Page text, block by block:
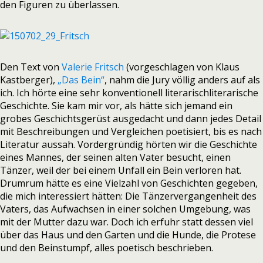
den Figuren zu überlassen.
Den Text von Valerie Fritsch (vorgeschlagen von Klaus
Kastberger), „Das Bein“, nahm die Jury völlig anders auf als
ich. Ich hörte eine sehr konventionell literarischliterarische
Geschichte. Sie kam mir vor, als hätte sich jemand ein
grobes Geschichtsgerüst ausgedacht und dann jedes Detail
mit Beschreibungen und Vergleichen poetisiert, bis es nach
Literatur aussah. Vordergründig hörten wir die Geschichte
eines Mannes, der seinen alten Vater besucht, einen
Tänzer, weil der bei einem Unfall ein Bein verloren hat.
Drumrum hätte es eine Vielzahl von Geschichten gegeben,
die mich interessiert hätten: Die Tänzervergangenheit des
Vaters, das Aufwachsen in einer solchen Umgebung, was
mit der Mutter dazu war. Doch ich erfuhr statt dessen viel
über das Haus und den Garten und die Hunde, die Protese
und den Beinstumpf, alles poetisch beschrieben.